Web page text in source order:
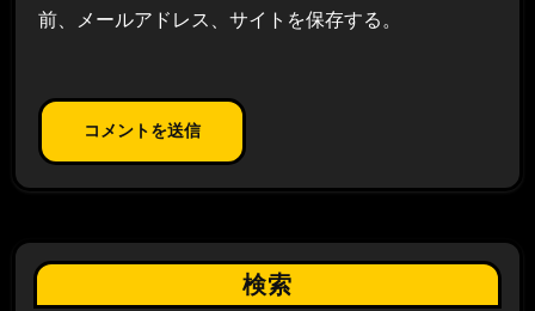
前、メールアドレス、サイトを保存する。
検索